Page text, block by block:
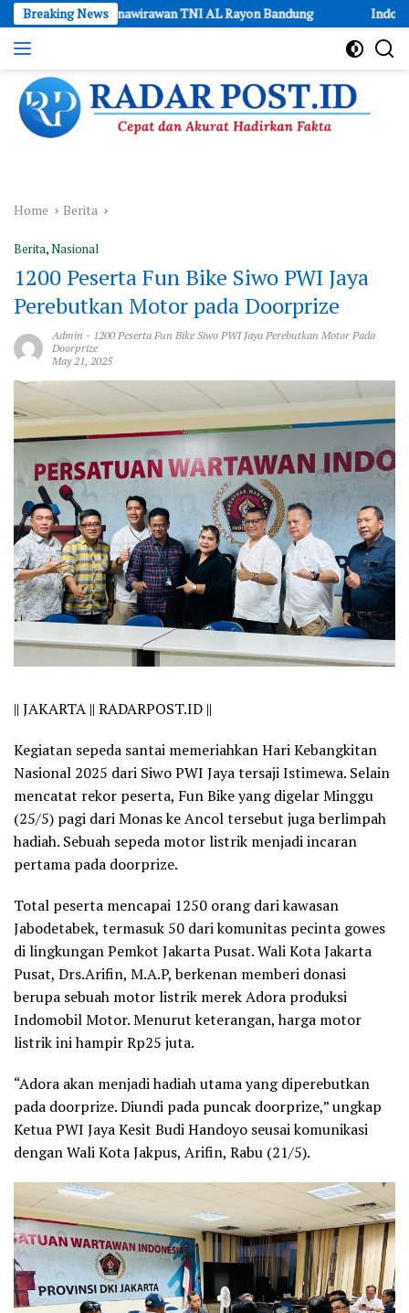
Skip
to
content
Breaking NewsTNI AL Rayon Bandung IndoBeauty Expo 2026
dan
Akurat
Hadirkan
Fakta
Home Berita
Berita,Nasional
1200 Peserta Fun Bike Siwo PWI Jaya
Perebutkan Motor pada Doorprize
Admin - 1200 Peserta Fun Bike Siwo PWI Jaya Perebutkan Motor Pada
Doorprize
May 21, 2025
|| JAKARTA || RADARPOST.ID ||
Kegiatan sepeda santai memeriahkan Hari Kebangkitan
Nasional 2025 dari Siwo PWI Jaya tersaji Istimewa. Selain
mencatat rekor peserta, Fun Bike yang digelar Minggu
(25/5) pagi dari Monas ke Ancol tersebut juga berlimpah
hadiah. Sebuah sepeda motor listrik menjadi incaran
pertama pada doorprize.
Total peserta mencapai 1250 orang dari kawasan
Jabodetabek, termasuk 50 dari komunitas pecinta gowes
di lingkungan Pemkot Jakarta Pusat. Wali Kota Jakarta
Pusat, Drs.Arifin, M.A.P, berkenan memberi donasi
berupa sebuah motor listrik merek Adora produksi
Indomobil Motor. Menurut keterangan, harga motor
listrik ini hampir Rp25 juta.
“Adora akan menjadi hadiah utama yang diperebutkan
pada doorprize. Diundi pada puncak doorprize,” ungkap
Ketua PWI Jaya Kesit Budi Handoyo seusai komunikasi
dengan Wali Kota Jakpus, Arifin, Rabu (21/5).